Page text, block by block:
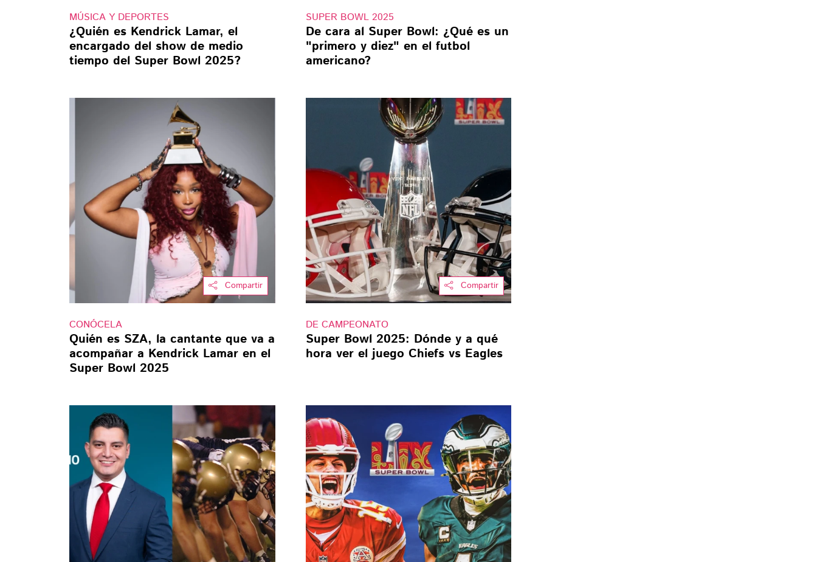
MÚSICA Y DEPORTES
¿Quién es Kendrick Lamar, el
encargado del show de medio
tiempo del Super Bowl 2025?
SUPER BOWL 2025
De cara al Super Bowl: ¿Qué es un
"primero y diez" en el futbol
americano?
Compartir
CONÓCELA
Quién es SZA, la cantante que va a
acompañar a Kendrick Lamar en el
Super Bowl 2025
Compartir
DE CAMPEONATO
Super Bowl 2025: Dónde y a qué
hora ver el juego Chiefs vs Eagles